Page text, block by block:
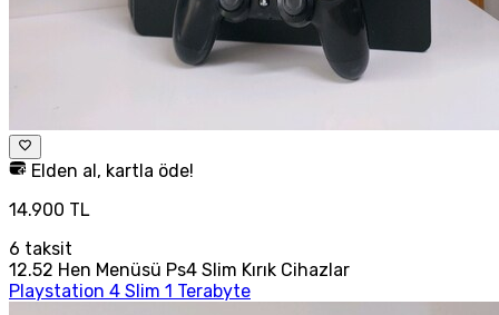
Elden al, kartla öde!
14.900 TL
6 taksit
12.52 Hen Menüsü Ps4 Slim Kırık Cihazlar
Playstation 4 Slim 1 Terabyte